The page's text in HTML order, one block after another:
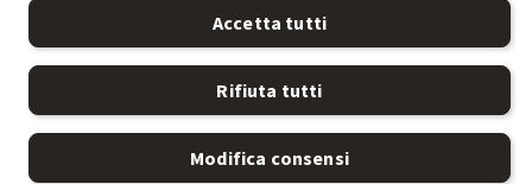
Accetta tutti
Rifiuta tutti
Modifica consensi